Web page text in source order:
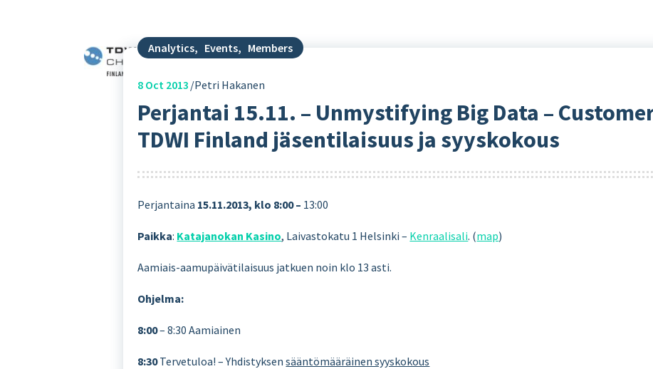
Analytics, Events, Members
8 Oct 2013 Petri Hakanen
Perjantai 15.11. – Unmystifying Big Data –
TDWI Finland jäsentilaisuus ja syyskokous
Perjantaina 15.11.2013, klo 8:00 – 13:00
Paikka: Katajanokan Kasino, Laivastokatu 1 Helsinki – Kenraalisali. (map)
Aamiais-aamupäivätilaisuus jatkuen noin klo 13 asti.
Ohjelma:
8:00– 8:30 Aamiainen
8:30Tervetuloa! – Yhdistyksensääntömääräinen syyskokous